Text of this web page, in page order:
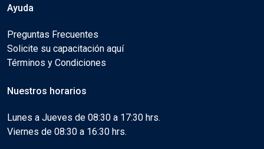
Ayuda
Preguntas Frecuentes
Solicite su capacitación aquí
Términos y Condiciones
Nuestros horarios
Lunes a Jueves de 08:30 a 17:30 hrs.
Viernes de 08:30 a 16:30 hrs.